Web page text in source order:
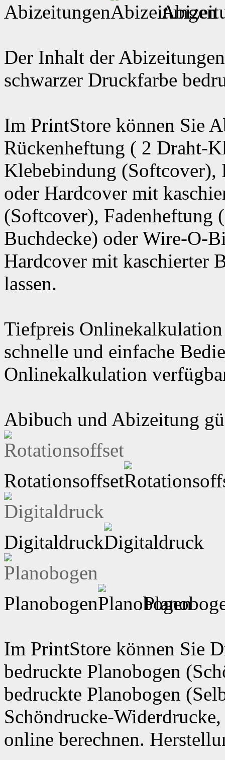
Abizeitungen
Der Inhalt der
schwarzer Druckfarbe
Im PrintStore können Sie
Rückenheftung ( 2 Draht-
Klebebindung
oder Hardcover mit
(Softcover), Fadenheftung
Buchdecke) oder Wire-O-
Hardcover mit kaschierter
lassen.
Tiefpreis
schnelle und einfache
Onlinekalkulation
Abibuch und Abizeitung
Rotationsoffset
Digitaldruck
Planobogen
Im PrintStore können Sie
bedruckte Planobogen
bedruckte Planobogen
Schöndrucke-
online berechnen.